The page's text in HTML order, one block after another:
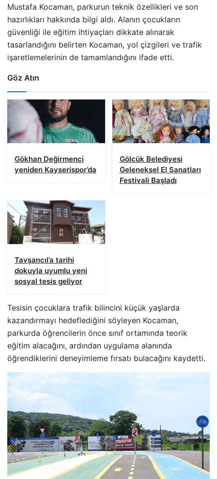
Mustafa Kocaman, parkurun teknik özellikleri ve son
hazırlıkları hakkında bilgi aldı. Alanın çocukların
güvenliği ile eğitim ihtiyaçları dikkate alınarak
tasarlandığını belirten Kocaman, yol çizgileri ve trafik
işaretlemelerinin de tamamlandığını ifade etti.
Göz Atın
Gökhan Değirmenci
yeniden Kayserispor’da
Gölcük Belediyesi
Geleneksel El Sanatları
Festivali Başladı
Tavşancıl’a tarihi
dokuyla uyumlu yeni
sosyal tesis geliyor
Tesisin çocuklara trafik bilincini küçük yaşlarda
kazandırmayı hedeflediğini söyleyen Kocaman,
parkurda öğrencilerin önce sınıf ortamında teorik
eğitim alacağını, ardından uygulama alanında
öğrendiklerini deneyimleme fırsatı bulacağını kaydetti.